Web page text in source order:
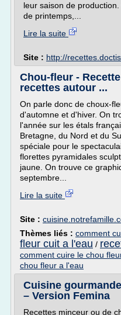
leur saison de
de printemps,...
Lire la suite
Site : http://
Chou-fleur -
recettes autour ...
On parle donc de choux-
d'automne et d'hiver. On
l'année sur les étals
Bretagne, du Nord et du
spéciale pour le
florettes pyramidales
jaune. On trouve ce
septembre...
Lire la suite
Site :
Thèmes liés : comment
fleur cuit a l'eau /
comment cuire le chou
chou fleur a l'eau
Cuisine
– Version Femina
Recettes minceur ou de